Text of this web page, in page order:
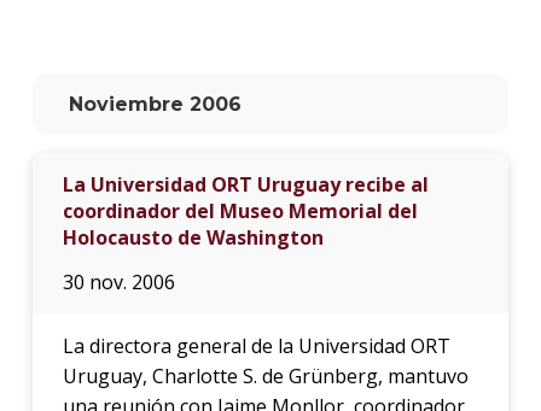
Noviembre 2006
La Universidad ORT Uruguay recibe al
coordinador del Museo Memorial del
Holocausto de Washington
30 nov. 2006
La directora general de la Universidad ORT
Uruguay, Charlotte S. de Grünberg, mantuvo